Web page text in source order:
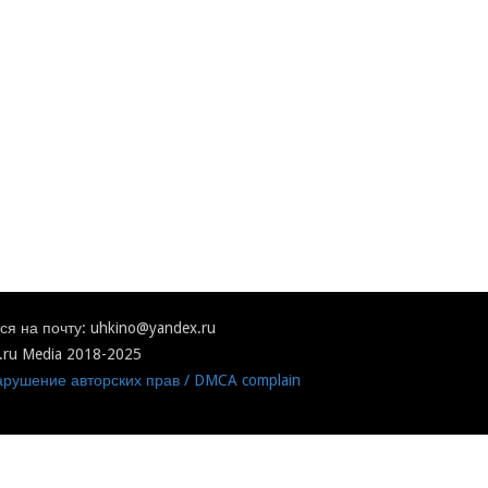
на почту: uhkino@yandex.ru
Media 2018-2025
авторских прав / DMCA complain